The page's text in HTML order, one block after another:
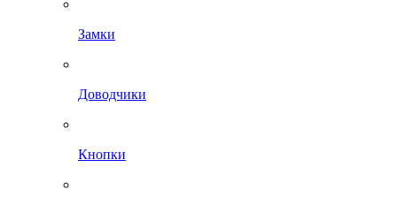
Замки
Доводчики
Кнопки